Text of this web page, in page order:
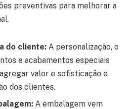
preventivas para melhorar a
do cliente: A personalização, o
e acabamentos especiais
valor e sofisticação e
dos clientes.
A embalagem vem